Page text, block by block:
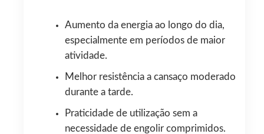
Aumento da energia ao longo do dia,
especialmente em períodos de maior
atividade.
Melhor resistência a cansaço moderado
durante a tarde.
Praticidade de utilização sem a
necessidade de engolir comprimidos.